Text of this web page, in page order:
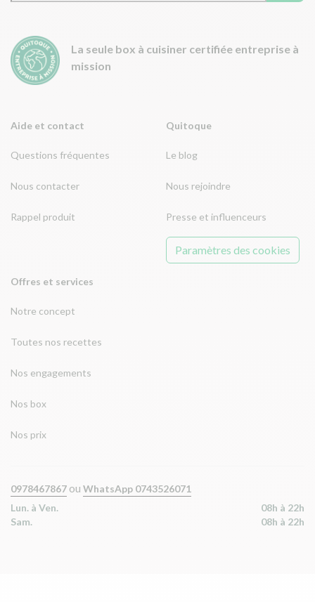
Aide et contact
Questions fréquentes
Nous contacter
Rappel produit
Offres et services
Notre concept
Toutes nos recettes
Nos engagements
Nos box
Nos prix
Quitoque
Le blog
Nous rejoindre
Presse et influenceurs
Paramètres des cookies
La seule box à cuisiner certifiée entreprise à
mission
0978467867 ou WhatsApp 0743526071
Lun. à Ven.
08h à 22h
Sam.
08h à 22h